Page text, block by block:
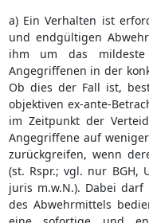
a) Ein Verhalten ist
und endgültigen
ihm um das
Angegriffenen in der
Ob dies der Fall ist,
objektiven ex-ante-
im Zeitpunkt der
Angegriffene auf
zurückgreifen, wenn
(st. Rspr.; vgl. nur BGH,
juris m.w.N.). Dabei
des Abwehrmittels